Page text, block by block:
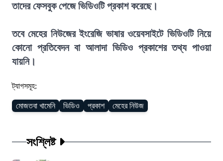
তাদের ফেসবুক পেজে ভিডিওটি প্রকাশ করেছে।
তবে মেহের নিউজের ইংরেজি ভাষার ওয়েবসাইটে ভিডিওটি নিয়ে
কোনো প্রতিবেদন বা আলাদা ভিডিও প্রকাশের তথ্য পাওয়া
যায়নি।
ট্যাগসমূহ:
মোজতবা খামেনি ভিডিও প্রকাশ মেহের নিউজ
সংশ্লিষ্ট